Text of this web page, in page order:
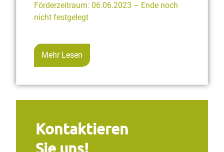
Förderzeitraum: 06.06.2023 – Ende noch
nicht festgelegt
Mehr Lesen
Kontaktieren
Sie uns!